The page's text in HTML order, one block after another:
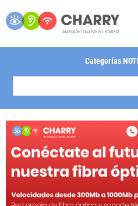
Categorías